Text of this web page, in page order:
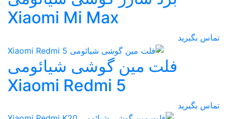
Xiaomi Mi Max
تماس بگیرید
فلت مین گوشی شیائومی
Xiaomi Redmi 5
تماس بگیرید